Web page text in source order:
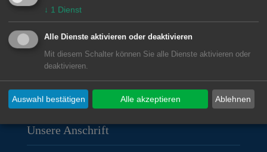
Grundstücksbezogene
Basisinformationen und
Liegenschaftskataster
Unsere Anschrift
↓ 1 Dienst
Alle Dienste aktivieren oder deaktivieren
Mit diesem Schalter können Sie alle Dienste aktivieren oder
deaktivieren.
Ablehnen
Auswahl bestätigen Alle akzeptieren